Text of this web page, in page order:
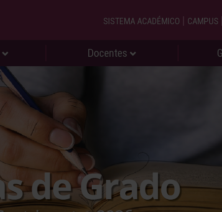
SISTEMA ACADÉMICO | CAMPUS |
Docentes